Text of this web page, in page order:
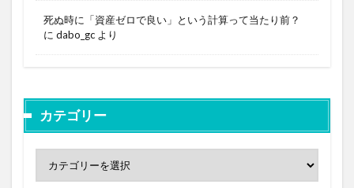
死ぬ時に「資産ゼロで良い」という計算って当たり前？
に dabo_gc より
カテゴリー